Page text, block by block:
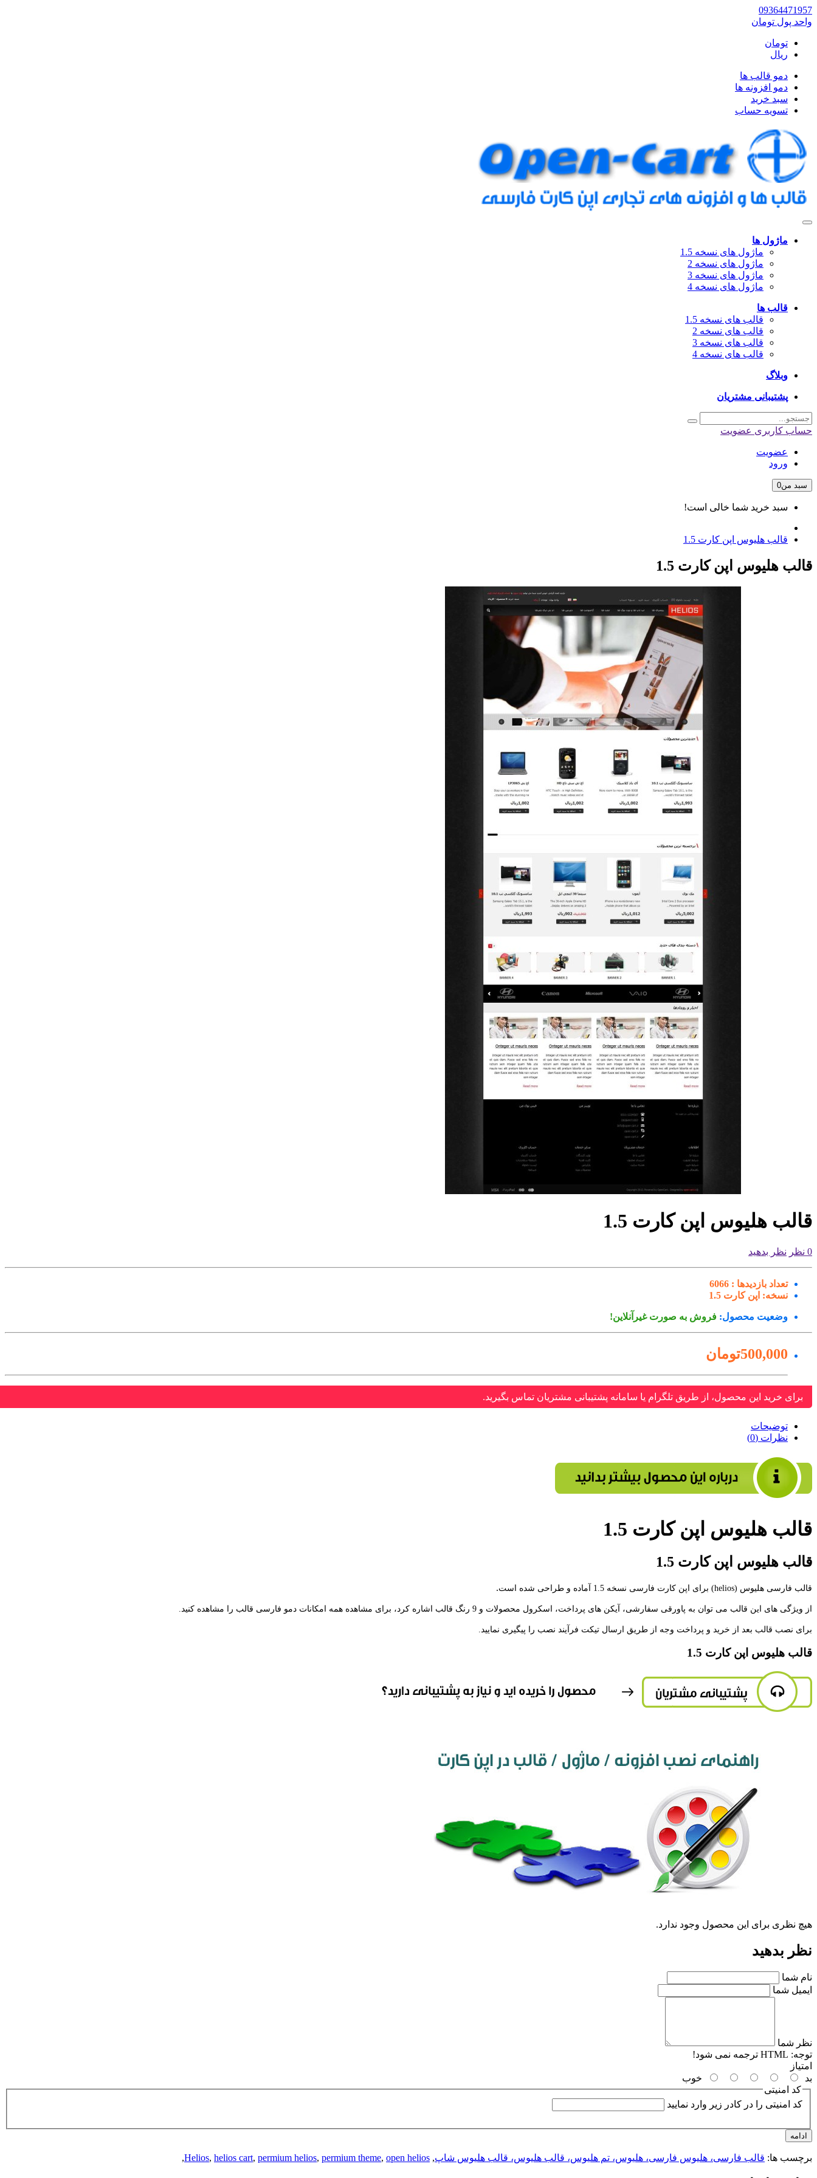
09364471957
واحد پول تومان
تومان
ریال
دمو قالب ها
دمو افزونه ها
سبد خرید
تسویه حساب
ماژول ها
ماژول های نسخه 1.5
ماژول های نسخه 2
ماژول های نسخه 3
ماژول های نسخه 4
قالب ها
قالب های نسخه 1.5
قالب های نسخه 2
قالب های نسخه 3
قالب های نسخه 4
وبلاگ
پشتیبانی مشتریان
حساب کاربری عضویت
عضویت
ورود
سبد من0
سبد خرید شما خالی است!
قالب هلیوس اپن کارت 1.5
قالب هلیوس اپن کارت 1.5
قالب هلیوس اپن کارت 1.5
0 نظر نظر بدهید
تعداد بازدیدها : 6066
نسخه: اپن کارت 1.5
وضعیت محصول: فروش به صورت غیرآنلاین!
500,000تومان
برای خرید این محصول، از طریق تلگرام یا سامانه پشتیبانی مشتریان تماس بگیرید.
توضیحات
نظرات (0)
قالب هلیوس اپن کارت 1.5
قالب هلیوس اپن کارت 1.5
قالب فارسی هلیوس (helios) برای اپن کارت فارسی نسخه 1.5 آماده و طراحی شده است .
از ویژگی های این قالب می توان به پاورقی سفارشی، آیکن های پرداخت، اسکرول محصولات و 9 رنگ قالب اشاره کرد، برای مشاهده همه امکانات دمو فارسی قالب را مشاهده کنید.
برای نصب قالب بعد از خرید و پرداخت وجه از طریق ارسال تیکت فرآیند نصب را پیگیری نمایید.
قالب هلیوس اپن کارت 1.5
هیچ نظری برای این محصول وجود ندارد.
نظر بدهید
نام شما
ایمیل شما
نظر شما
توجه:
امتیاز
بد
خوب
کد امنیتی
کد امنیتی را در کادر زیر وارد نمایید
ادامه
برچسب ها: قالب فارسی، هلیوس فارسی، هلیوس، تم هلیوس، قالب هلیوس، قالب هلیوس شاپ,
Helios, helios cart, permium helios, permium theme, open helios
,